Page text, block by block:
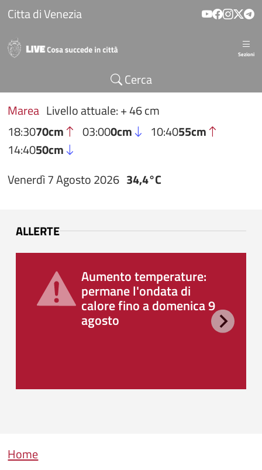
Salta al contenuto principale
Citta di Venezia
Sezioni
Cerca
Marea Livello attuale: + 46 cm
18:3070cm 03:000cm 10:4055cm
14:4050cm
Venerdì 7 Agosto 2026 34,4°C
ALLERTE
Aumento temperature:
permane l'ondata di
calore fino a domenica 9
agosto
Briciole di pane
Home